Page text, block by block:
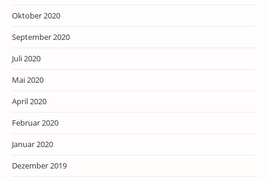
Oktober 2020
September 2020
Juli 2020
Mai 2020
April 2020
Februar 2020
Januar 2020
Dezember 2019